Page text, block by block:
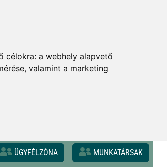
célokra: a webhely alapvető
valamint a marketing
ÜGYFÉLZÓNA MUNKATÁRSAK